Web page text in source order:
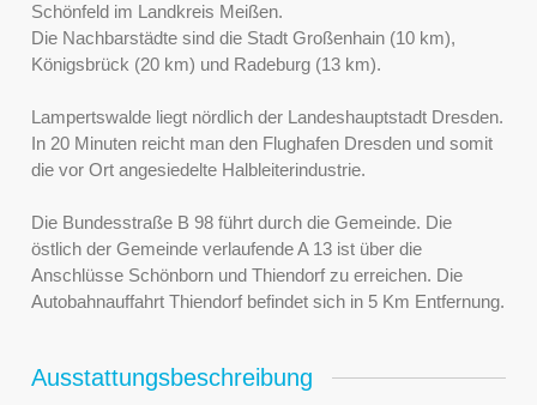
Schönfeld im Landkreis Meißen.
Die Nachbarstädte sind die Stadt Großenhain (10 km),
Königsbrück (20 km) und Radeburg (13 km).
Lampertswalde liegt nördlich der Landeshauptstadt Dresden.
In 20 Minuten reicht man den Flughafen Dresden und somit
die vor Ort angesiedelte Halbleiterindustrie.
Die Bundesstraße B 98 führt durch die Gemeinde. Die
östlich der Gemeinde verlaufende A 13 ist über die
Anschlüsse Schönborn und Thiendorf zu erreichen. Die
Autobahnauffahrt Thiendorf befindet sich in 5 Km Entfernung.
Ausstattungsbeschreibung